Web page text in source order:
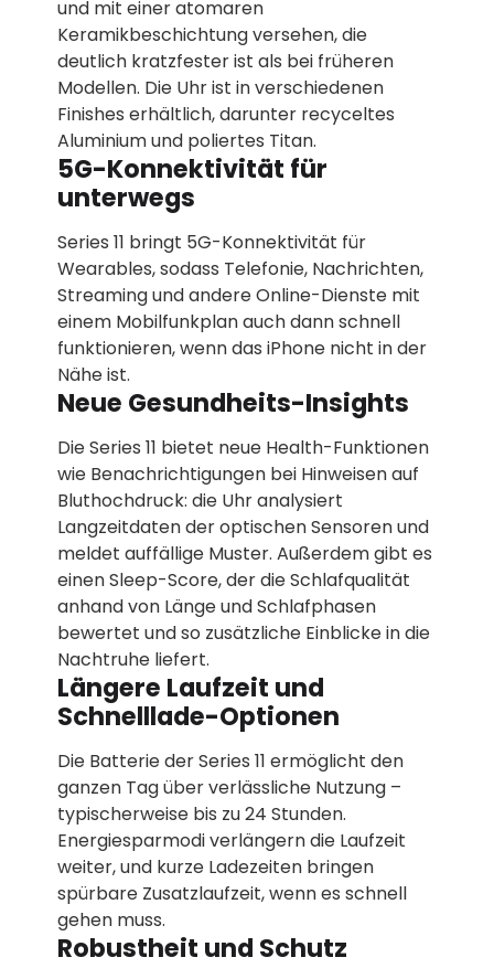
und mit einer atomaren
Keramikbeschichtung versehen, die
deutlich kratzfester ist als bei früheren
Modellen. Die Uhr ist in verschiedenen
Finishes erhältlich, darunter recyceltes
Aluminium und poliertes Titan.
5G-Konnektivität für
unterwegs
Series 11 bringt 5G-Konnektivität für
Wearables, sodass Telefonie, Nachrichten,
Streaming und andere Online-Dienste mit
einem Mobilfunkplan auch dann schnell
funktionieren, wenn das iPhone nicht in der
Nähe ist.
Neue Gesundheits-Insights
Die Series 11 bietet neue Health-Funktionen
wie Benachrichtigungen bei Hinweisen auf
Bluthochdruck: die Uhr analysiert
Langzeitdaten der optischen Sensoren und
meldet auffällige Muster. Außerdem gibt es
einen Sleep-Score, der die Schlafqualität
anhand von Länge und Schlafphasen
bewertet und so zusätzliche Einblicke in die
Nachtruhe liefert.
Längere Laufzeit und
Schnelllade-Optionen
Die Batterie der Series 11 ermöglicht den
ganzen Tag über verlässliche Nutzung –
typischerweise bis zu 24 Stunden.
Energiesparmodi verlängern die Laufzeit
weiter, und kurze Ladezeiten bringen
spürbare Zusatzlaufzeit, wenn es schnell
gehen muss.
Robustheit und Schutz